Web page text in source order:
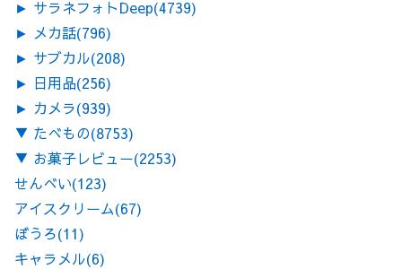
► サラネフォトDeep(4739)
► メカ話(796)
► サブカル(208)
► 日用品(256)
► カメラ(939)
▼ たべもの(8753)
▼ お菓子レビュー(2253)
せんべい(123)
アイスクリーム(67)
ぼうろ(11)
キャラメル(6)